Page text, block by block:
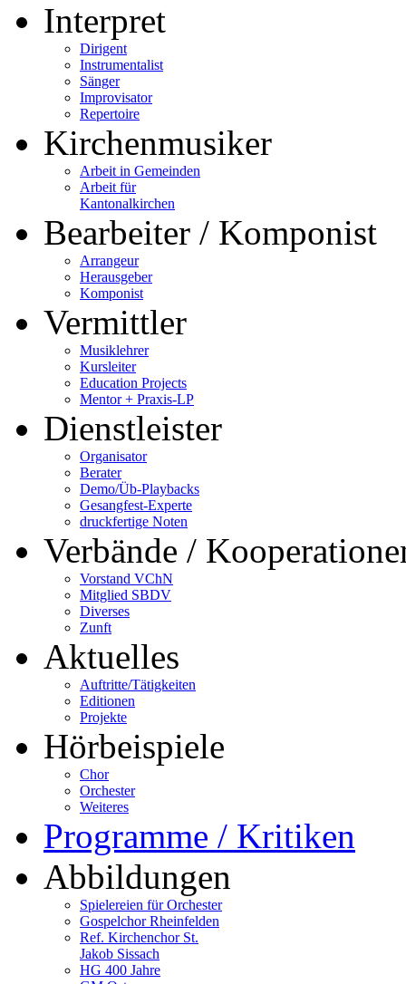
Interpret
Dirigent
Instrumentalist
Sänger
Improvisator
Repertoire
Kirchenmusiker
Arbeit in Gemeinden
Arbeit für
Kantonalkirchen
Bearbeiter / Komponist
Arrangeur
Herausgeber
Komponist
Vermittler
Musiklehrer
Kursleiter
Education Projects
Mentor + Praxis-LP
Dienstleister
Organisator
Berater
Demo/Üb-Playbacks
Gesangfest-Experte
druckfertige Noten
Verbände /
Vorstand VChN
Mitglied SBDV
Diverses
Zunft
Aktuelles
Auftritte/Tätigkeiten
Editionen
Projekte
Hörbeispiele
Chor
Orchester
Weiteres
Programme / Kritiken
Abbildungen
Spielereien für Orchester
Gospelchor Rheinfelden
Ref. Kirchenchor St.
Jakob Sissach
HG 400 Jahre